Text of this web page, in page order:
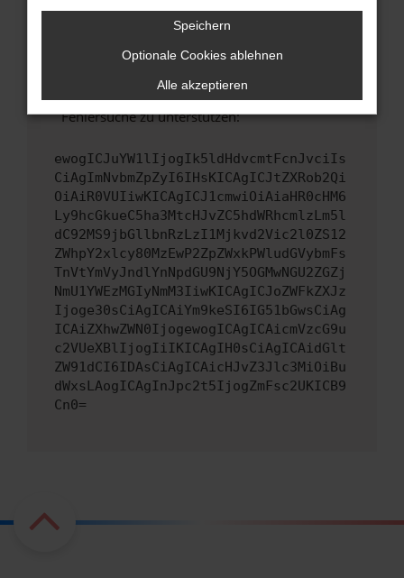
Wende dich an den Webseitenbetreiber.
Wenn du alle oben genannten Schritte versucht
hast, kontaktiere uns bitte. Wir werden
versuchen, das Problem zu beheben. Du kannst
uns diesen Text schicken, um uns bei der
Fehlersuche zu unterstützen:
ewogICJuYW1lIjogIk5ldHdvcmtFcnJvciIs
CiAgImNvbmZpZyI6IHsKICAgICJtZXRob2Qi
OiAiR0VUIiwKICAgICJ1cmwiOiAiaHR0cHM6
Ly9hcGkueC5ha3MtcHJvZC5hdWRhcmlzLm5l
dC92MS9jbGllbnRzLzI1Mjkvd2Vic2l0ZS12
ZWhpY2xlcy80MzEwP2ZpZWxkPWludGVybmFs
TnVtYmVyJndlYnNpdGU9NjY5OGMwNGU2ZGZj
NmU1YWEzMGIyNmM3IiwKICAgICJoZWFkZXJz
Ijoge30sCiAgICAiYm9keSI6IG51bGwsCiAg
ICAiZXhwZWN0IjogewogICAgICAicmVzcG9u
c2VUeXBlIjogIiIKICAgIH0sCiAgICAidGlt
ZW91dCI6IDAsCiAgICAicHJvZ3Jlc3MiOiBu
dWxsLAogICAgInJpc2t5IjogZmFsc2UKICB9
Cn0=
Speichern
Optionale Cookies ablehnen
Alle akzeptieren